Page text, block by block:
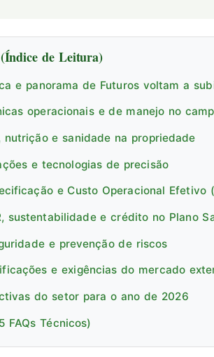
de Leitura)
e panorama de Futuros voltam a
operacionais e de manejo no
nutrição e sanidade na propriedade
e tecnologias de precisão
e Custo Operacional Efetivo
sustentabilidade e crédito no Plano
e prevenção de riscos
e exigências do mercado
do setor para o ano de 2026
FAQs Técnicos)